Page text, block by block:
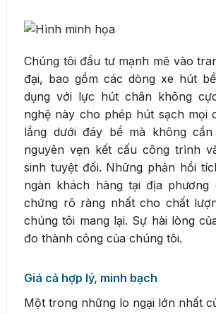
Chúng tôi đầu tư mạnh mẽ vào
đại, bao gồm các dòng xe hút
dụng với lực hút chân không
nghệ này cho phép hút sạch mọi
lắng dưới đáy bể mà không
nguyên vẹn kết cấu công trình
sinh tuyệt đối. Những phản hồi
ngàn khách hàng tại địa phương
chứng rõ ràng nhất cho chất
chúng tôi mang lại. Sự hài lòng
đo thành công của chúng tôi.
Giá cả hợp lý, minh bạch
Một trong những lo ngại lớn nhất